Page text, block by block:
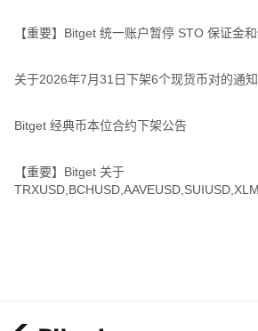
【重要】Bitget 统一账户暂停 STO 保证金
关于2026年7月31日下架6个现货币对的通知
Bitget 经典币本位合约下架公告
【重要】Bitget 关于